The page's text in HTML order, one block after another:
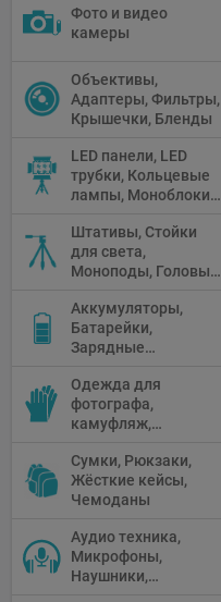
Фото и видео
камеры
Объективы,
Адаптеры, Фильтры,
Крышечки, Бленды
LED панели, LED
трубки, Кольцевые
лампы, Моноблоки,
Флуоресцентное и
галогенное
освещение
Штативы, Стойки
для света,
Моноподы, Головы
Аккумуляторы,
Батарейки,
Зарядные
питания, Солнечные
панели
Одежда для
фотографа,
камуфляж,
Сумки, Рюкзаки,
Жёсткие кейсы,
Чемоданы
Аудио техника,
Микрофоны,
Наушники,